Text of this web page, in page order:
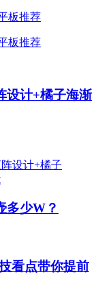
设计+橘子海渐
多少W？
看点带你提前